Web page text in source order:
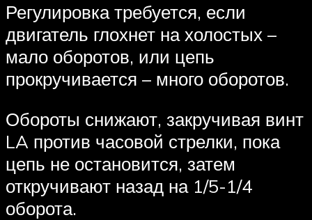
Регулировка требуется, если
двигатель глохнет на холостых –
мало оборотов, или цепь
прокручивается – много оборотов.
Обороты снижают, закручивая винт
LA против часовой стрелки, пока
цепь не остановится, затем
откручивают назад на 1/5-1/4
оборота.